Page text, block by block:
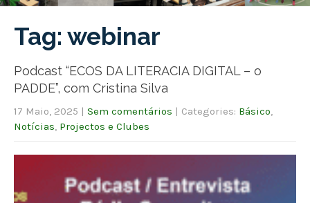
Tag: webinar
Podcast “ECOS DA LITERACIA DIGITAL – o
PADDE”, com Cristina Silva
17 Maio, 2025 | Sem comentários | Categories: Básico
Notícias Projectos e Clubes